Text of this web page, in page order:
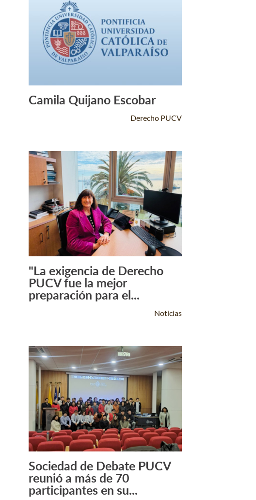
Leer Más +
Camila Quijano Escobar
Derecho PUCV
Leer Más +
"La exigencia de Derecho
PUCV fue la mejor
preparación para el...
Noticias
Leer Más +
Sociedad de Debate PUCV
reunió a más de 70
participantes en su...